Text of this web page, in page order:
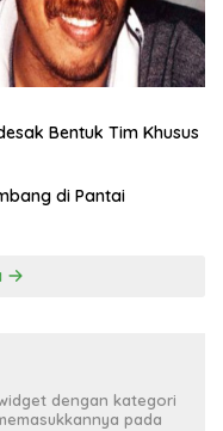
Bentuk Tim Khusus
di Pantai
dengan kategori
pada